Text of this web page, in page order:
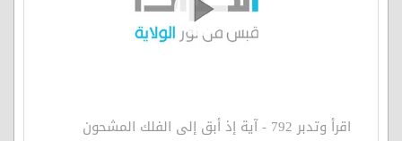
اقرأ وتدبر 792 - آية إذ أبق إلى الفلك المشحون